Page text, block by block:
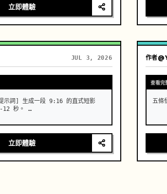
色調
日光下的茂密叢林神廟中，三隻滑稽
蘑菇與長滿青苔的古老廢墟之間。 …
立即體驗
JUL 3, 2026
示詞] 生成一段 9:16 的直式短影
12 秒。 …
立即體驗
作者
查看完
五條